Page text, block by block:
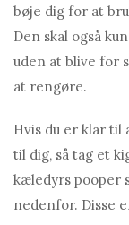
bøje dig for at
Den skal også
uden at blive for
at rengøre.
Hvis du er klar til
til dig, så tag et
kæledyrs pooper
nedenfor. Disse